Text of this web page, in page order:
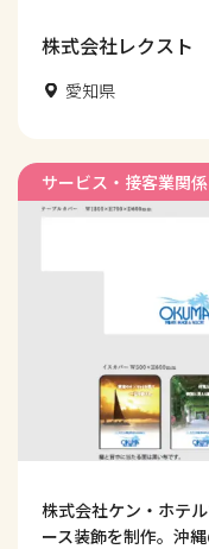
株式会社レクスト
愛知県
サービス・接客業関係
株式会社ケン・ホテ
ース装飾を制作。沖